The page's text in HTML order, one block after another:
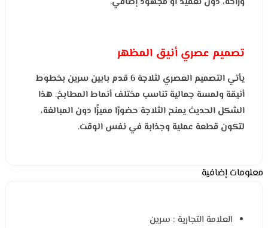
تصميم عصري أنيق المظهر
يأتي التصميم العصري لثلاجة 6 قدم بابين سرين بخطوط
أنيقة ولمسة جمالية تناسب مختلف أنماط المطابخ. هذا
الشكل الحديث يمنح الثلاجة حضورًا مميزًا دون المبالغة،
لتكون قطعة عملية وجذابة في نفس الوقت.
معلومات إضافية
العلامة التجارية : سرين